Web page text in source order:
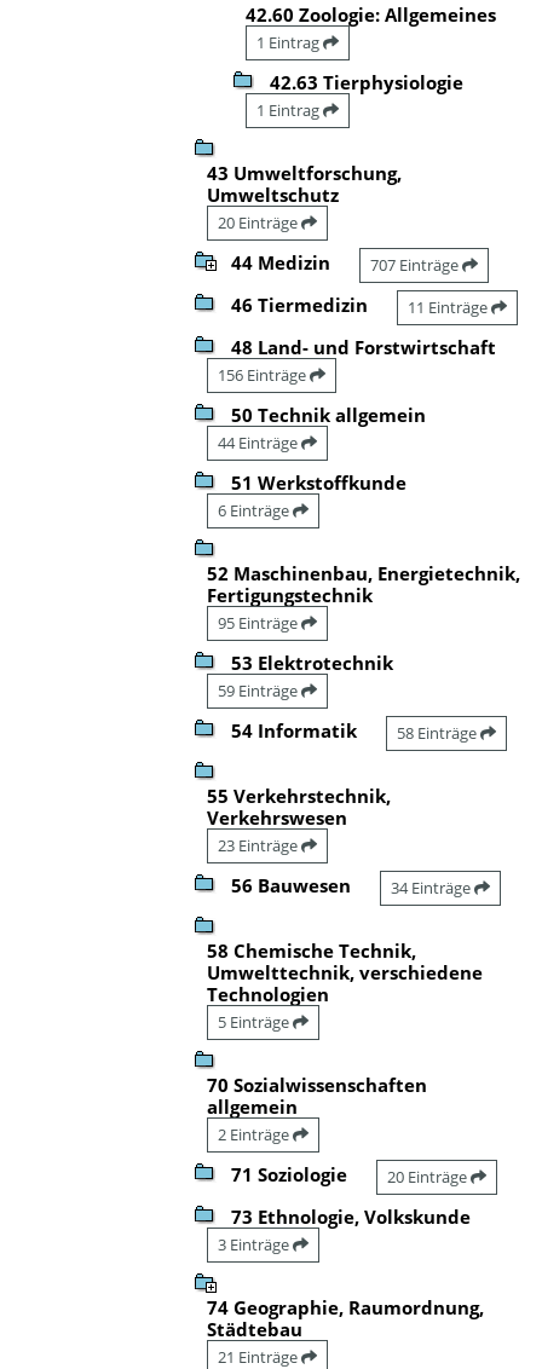
42.60 Zoologie: Allgemeines
1 Eintrag
42.63 Tierphysiologie
1 Eintrag
43 Umweltforschung,
Umweltschutz
20 Einträge
44 Medizin 707 Einträge
46 Tiermedizin 11 Einträge
48 Land- und Forstwirtschaft
156 Einträge
50 Technik allgemein
44 Einträge
51 Werkstoffkunde
6 Einträge
52 Maschinenbau, Energietechnik,
Fertigungstechnik
95 Einträge
53 Elektrotechnik
59 Einträge
54 Informatik 58 Einträge
55 Verkehrstechnik,
Verkehrswesen
23 Einträge
56 Bauwesen 34 Einträge
58 Chemische Technik,
Umwelttechnik, verschiedene
Technologien
5 Einträge
70 Sozialwissenschaften
allgemein
2 Einträge
71 Soziologie 20 Einträge
73 Ethnologie, Volkskunde
3 Einträge
74 Geographie, Raumordnung,
Städtebau
21 Einträge